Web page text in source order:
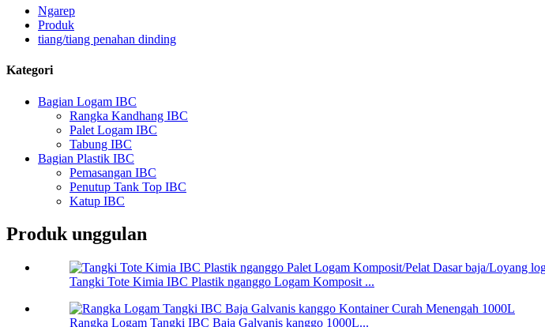
Ngarep
Produk
tiang/tiang penahan dinding
Kategori
Bagian Logam IBC
Rangka Kandhang IBC
Palet Logam IBC
Tabung IBC
Bagian Plastik IBC
Pemasangan IBC
Penutup Tank Top IBC
Katup IBC
Produk unggulan
Tangki Tote Kimia IBC Plastik nganggo Logam Komposit ...
Rangka Logam Tangki IBC Baja Galvanis kanggo 1000L...